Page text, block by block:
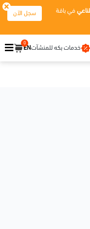
في باقة
سجل الآن
خدمات بكه للمنشآتEN
0